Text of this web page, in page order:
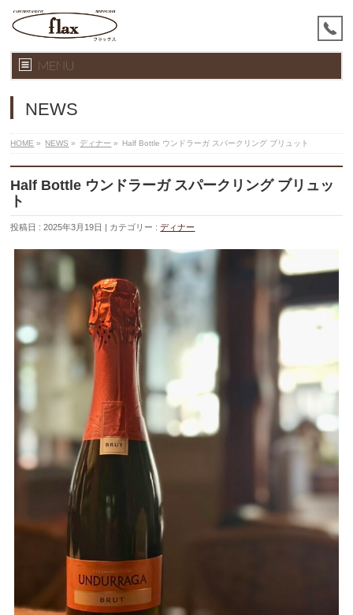
MENU
NEWS
HOME » NEWS » ディナー » Half Bottle ウンドラーガ スパークリング ブリュット
Half Bottle ウンドラーガ スパークリング ブリュッ
ト
投稿日 : 2025年3月19日 カテゴリー :ディナー